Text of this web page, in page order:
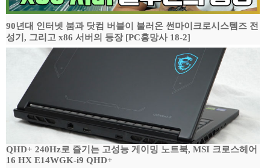
90년대 인터넷 붐과 닷컴 버블이 불러온 썬마이크로시스템즈 전
성기, 그리고 x86 서버의 등장 [PC흥망사 18-2]
QHD+ 240Hz로 즐기는 고성능 게이밍 노트북, MSI 크로스헤어
16 HX E14WGK-i9 QHD+